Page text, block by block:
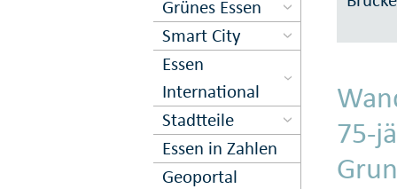
Grünes Essen
Smart City
Essen
International
Stadtteile
Essen in Zahlen
Geoportal
75-